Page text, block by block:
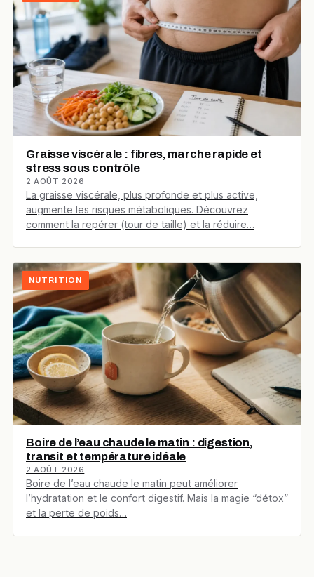
Graisse viscérale : fibres, marche rapide et
stress sous contrôle
2 AOÛT 2026
La graisse viscérale, plus profonde et plus active,
augmente les risques métaboliques. Découvrez
comment la repérer (tour de taille) et la réduire…
NUTRITION
Boire de l’eau chaude le matin : digestion,
transit et température idéale
2 AOÛT 2026
Boire de l’eau chaude le matin peut améliorer
l’hydratation et le confort digestif. Mais la magie “détox”
et la perte de poids…